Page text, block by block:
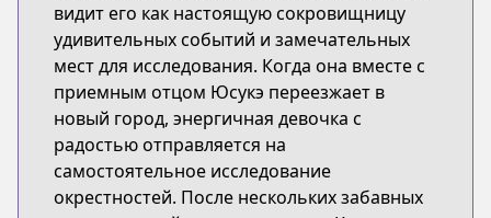
видит его как настоящую сокровищницу
удивительных событий и замечательных
мест для исследования. Когда она вместе с
приемным отцом Юсукэ переезжает в
новый город, энергичная девочка с
радостью отправляется на
самостоятельное исследование
окрестностей. После нескольких забавных